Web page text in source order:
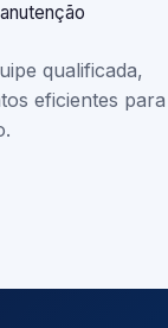
qualificada,
eficientes para